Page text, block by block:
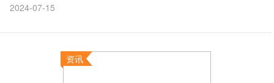
2024-07-15
资讯